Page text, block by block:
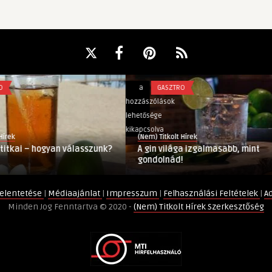
válasszunk?
A
világa
izgalmasabb,
mint
gondolnád!
bejegyzéshez
a
hozzászólások
lehetősége
kikapcsolva
GASZTRO
(Nem) Titkolt Hírek
A gin világa izgalmasabb, mint
gondolnád!
| Médiaajánlat | Impresszum | Felhasználási Feltételek |
Minden Jog Fenntartva © 2020 - (Nem) Titkolt Hírek Szerkesztőség